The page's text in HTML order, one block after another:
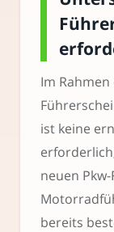
Im
ist keine
neuen
bereits